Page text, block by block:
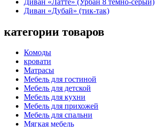
Диван «Дубай» (тик-так)
категории товаров
Комоды
кровати
Матрасы
Мебель для гостиной
Мебель для детской
Мебель для кухни
Мебель для прихожей
Мебель для спальни
Мягкая мебель